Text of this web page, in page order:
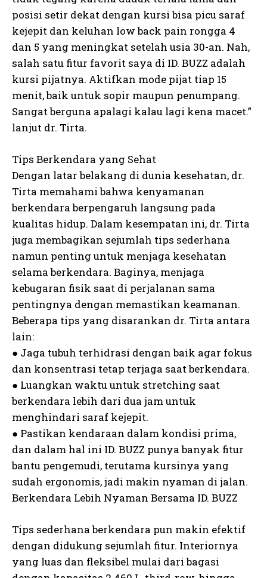
posisi setir dekat dengan kursi bisa picu saraf
kejepit dan keluhan low back pain rongga 4
dan 5 yang meningkat setelah usia 30-an. Nah,
salah satu fitur favorit saya di ID. BUZZ adalah
kursi pijatnya. Aktifkan mode pijat tiap 15
menit, baik untuk sopir maupun penumpang.
Sangat berguna apalagi kalau lagi kena macet.”
lanjut dr. Tirta.
Tips Berkendara yang Sehat
Dengan latar belakang di dunia kesehatan, dr.
Tirta memahami bahwa kenyamanan
berkendara berpengaruh langsung pada
kualitas hidup. Dalam kesempatan ini, dr. Tirta
juga membagikan sejumlah tips sederhana
namun penting untuk menjaga kesehatan
selama berkendara. Baginya, menjaga
kebugaran fisik saat di perjalanan sama
pentingnya dengan memastikan keamanan.
Beberapa tips yang disarankan dr. Tirta antara
lain:
● Jaga tubuh terhidrasi dengan baik agar fokus
dan konsentrasi tetap terjaga saat berkendara.
● Luangkan waktu untuk stretching saat
berkendara lebih dari dua jam untuk
menghindari saraf kejepit.
● Pastikan kendaraan dalam kondisi prima,
dan dalam hal ini ID. BUZZ punya banyak fitur
bantu pengemudi, terutama kursinya yang
sudah ergonomis, jadi makin nyaman di jalan.
Berkendara Lebih Nyaman Bersama ID. BUZZ
Tips sederhana berkendara pun makin efektif
dengan didukung sejumlah fitur. Interiornya
yang luas dan fleksibel mulai dari bagasi